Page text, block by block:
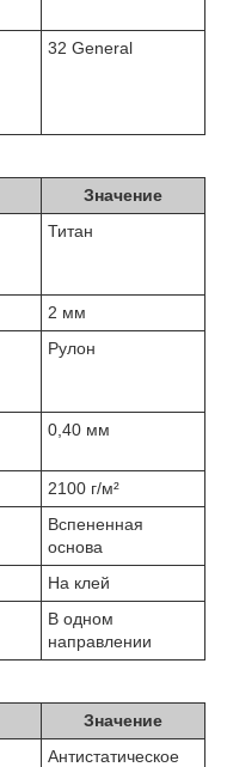
32 General
Значение
Титан
2 мм
Рулон
0,40 мм
2100 г/м²
Вспененная
основа
На клей
В одном
направлении
Значение
Антистатическое